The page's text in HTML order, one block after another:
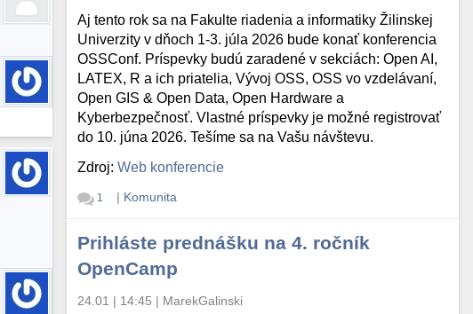
Aj tento rok sa na Fakulte riadenia a informatiky Žilinskej
Univerzity v dňoch 1-3. júla 2026 bude konať konferencia
OSSConf. Príspevky budú zaradené v sekciách: Open AI,
LATEX, R a ich priatelia, Vývoj OSS, OSS vo vzdelávaní,
Open GIS & Open Data, Open Hardware a
Kyberbezpečnosť. Vlastné príspevky je možné registrovať
do 10. júna 2026. Tešíme sa na Vašu návštevu.
Zdroj:Web konferencie
1 | Komunita
Prihláste prednášku na 4. ročník
OpenCamp
24.01 | 14:45 | MarekGalinski